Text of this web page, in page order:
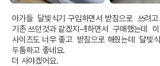
아가들  달빛식기 구입하면서 받침으로  쓰려
기존 쓰던것과 같겠지~!!하면서  구매했는데
사이즈도 너무 좋고  받침으로 해줬는데  달빛
두툼하고 좋네요.
더 사야겠어요.